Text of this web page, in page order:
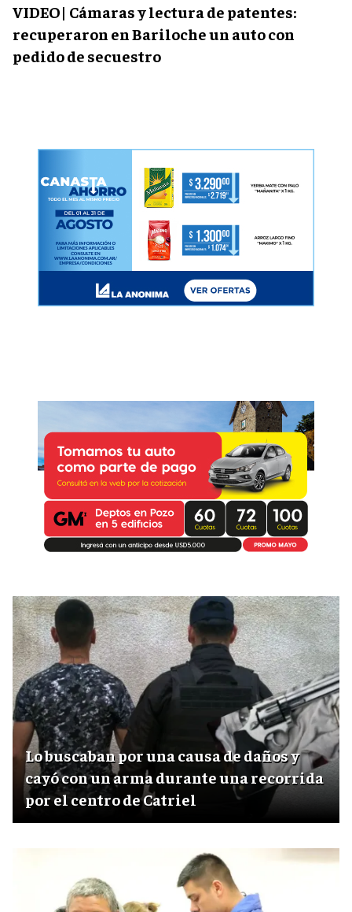
VIDEO| Cámaras y lectura de patentes:
recuperaron en Bariloche un auto con
pedido de secuestro
Lo buscaban por una causa de daños y
cayó con un arma durante una recorrida
por el centro de Catriel